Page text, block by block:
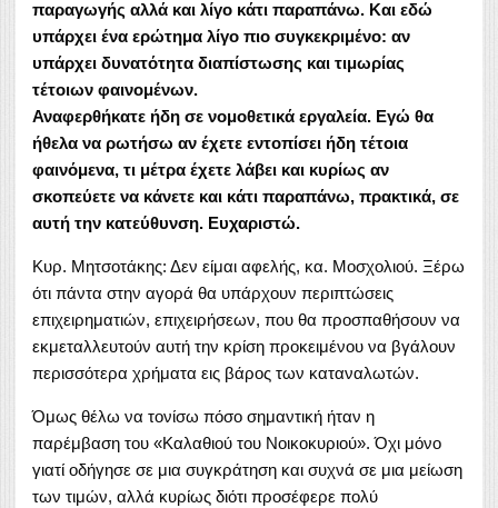
παραγωγής αλλά και λίγο κάτι παραπάνω. Και εδώ
υπάρχει ένα ερώτημα λίγο πιο συγκεκριμένο: αν
υπάρχει δυνατότητα διαπίστωσης και τιμωρίας
τέτοιων φαινομένων.
Αναφερθήκατε ήδη σε νομοθετικά εργαλεία. Εγώ θα
ήθελα να ρωτήσω αν έχετε εντοπίσει ήδη τέτοια
φαινόμενα, τι μέτρα έχετε λάβει και κυρίως αν
σκοπεύετε να κάνετε και κάτι παραπάνω, πρακτικά, σε
αυτή την κατεύθυνση. Ευχαριστώ.
Κυρ. Μητσοτάκης: Δεν είμαι αφελής, κα. Μοσχολιού. Ξέρω
ότι πάντα στην αγορά θα υπάρχουν περιπτώσεις
επιχειρηματιών, επιχειρήσεων, που θα προσπαθήσουν να
εκμεταλλευτούν αυτή την κρίση προκειμένου να βγάλουν
περισσότερα χρήματα εις βάρος των καταναλωτών.
Όμως θέλω να τονίσω πόσο σημαντική ήταν η
παρέμβαση του «Καλαθιού του Νοικοκυριού». Όχι μόνο
γιατί οδήγησε σε μια συγκράτηση και συχνά σε μια μείωση
των τιμών, αλλά κυρίως διότι προσέφερε πολύ